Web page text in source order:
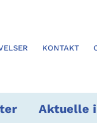
KONTAKT
Aktuelle